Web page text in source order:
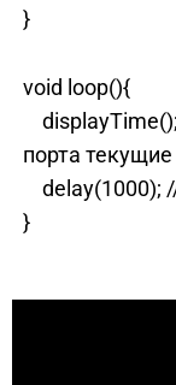
}
void loop(){
порта
delay(1000);
}